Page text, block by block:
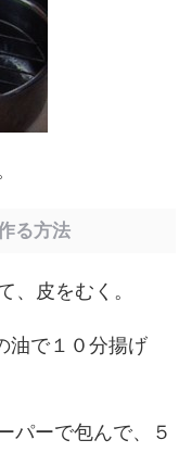
る方法
、皮をむく。
油で１０分揚げ
パーで包んで、５